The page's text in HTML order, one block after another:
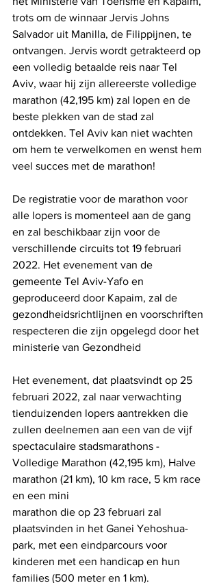
trots om de winnaar Jervis Johns
Salvador uit Manilla, de Filippijnen, te
ontvangen. Jervis wordt getrakteerd op
een volledig betaalde reis naar Tel
Aviv, waar hij zijn allereerste volledige
marathon (42,195 km) zal lopen en de
beste plekken van de stad zal
ontdekken. Tel Aviv kan niet wachten
om hem te verwelkomen en wenst hem
veel succes met de marathon!
De registratie voor de marathon voor
alle lopers is momenteel aan de gang
en zal beschikbaar zijn voor de
verschillende circuits tot 19 februari
2022. Het evenement van de
gemeente Tel Aviv-Yafo en
geproduceerd door Kapaim, zal de
gezondheidsrichtlijnen en voorschriften
respecteren die zijn opgelegd door het
ministerie van Gezondheid
Het evenement, dat plaatsvindt op 25
februari 2022, zal naar verwachting
tienduizenden lopers aantrekken die
zullen deelnemen aan een van de vijf
spectaculaire stadsmarathons -
Volledige Marathon (42,195 km), Halve
marathon (21 km), 10 km race, 5 km race
en een mini
marathon die op 23 februari zal
plaatsvinden in het Ganei Yehoshua-
park, met een eindparcours voor
kinderen met een handicap en hun
families (500 meter en 1 km).